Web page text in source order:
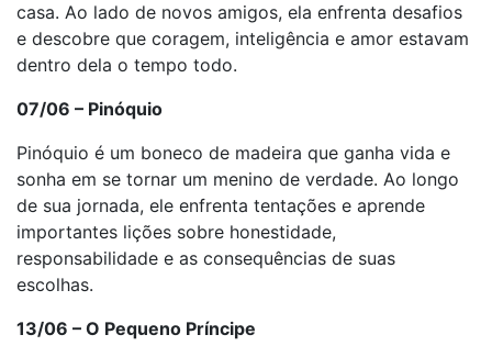
casa. Ao lado de novos amigos, ela enfrenta desafios
e descobre que coragem, inteligência e amor estavam
dentro dela o tempo todo.
07/06 – Pinóquio
Pinóquio é um boneco de madeira que ganha vida e
sonha em se tornar um menino de verdade. Ao longo
de sua jornada, ele enfrenta tentações e aprende
importantes lições sobre honestidade,
responsabilidade e as consequências de suas
escolhas.
13/06 – O Pequeno Príncipe